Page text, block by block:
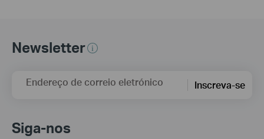
Newsletter
Endereço de correio eletrónico Inscreva-se
Siga-nos